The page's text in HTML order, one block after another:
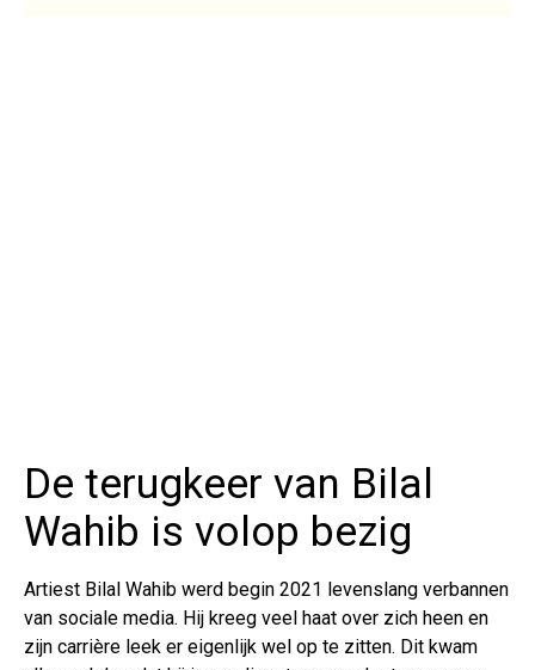
De terugkeer van Bilal
Wahib is volop bezig
Artiest Bilal Wahib werd begin 2021 levenslang verbannen
van sociale media. Hij kreeg veel haat over zich heen en
zijn carrière leek er eigenlijk wel op te zitten. Dit kwam